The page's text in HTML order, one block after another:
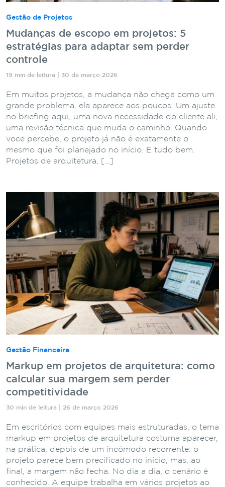
Gestão de Projetos
Mudanças de escopo em projetos: 5
estratégias para adaptar sem perder
controle
19 min de leitura | 30 de março 2026
Em muitos projetos, a mudança não chega como um
grande problema, ela aparece aos poucos. Um ajuste
no briefing aqui, uma nova necessidade do cliente ali,
uma revisão técnica que muda o caminho. Quando
você percebe, o projeto já não é exatamente o
mesmo que foi planejado no início. E tudo bem.
Projetos de arquitetura, […]
Gestão Financeira
Markup em projetos de arquitetura: como
calcular sua margem sem perder
competitividade
30 min de leitura | 26 de março 2026
Em escritórios com equipes mais estruturadas, o tema
markup em projetos de arquitetura costuma aparecer,
na prática, depois de um incômodo recorrente: o
projeto parece bem precificado no início, mas, ao
final, a margem não fecha. No dia a dia, o cenário é
conhecido. A equipe trabalha em vários projetos ao